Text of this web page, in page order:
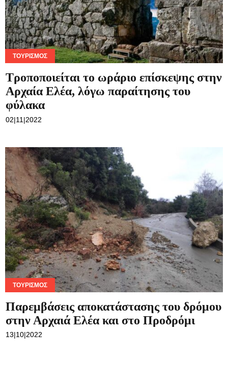
ΤΟΥΡΙΣΜΌΣ
Τροποποιείται το ωράριο επίσκεψης στην
Αρχαία Ελέα, λόγω παραίτησης του
φύλακα
02|11|2022
ΤΟΥΡΙΣΜΌΣ
Παρεμβάσεις αποκατάστασης του δρόμου
στην Αρχαιά Ελέα και στο Προδρόμι
13|10|2022